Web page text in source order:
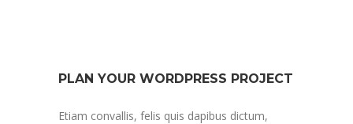
PLAN YOUR WORDPRESS PROJECT
Etiam convallis, felis quis dapibus dictum,